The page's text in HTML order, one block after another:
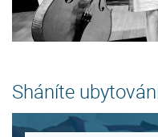
Sháníte